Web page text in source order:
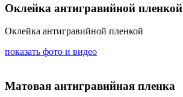
Оклейка антигравийной пленкой
Оклейка антигравийной пленкой
показать фото и видео
Матовая антигравийная пленка